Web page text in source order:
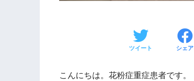
ツイート シェア
こんにちは。花粉症重症患者です。